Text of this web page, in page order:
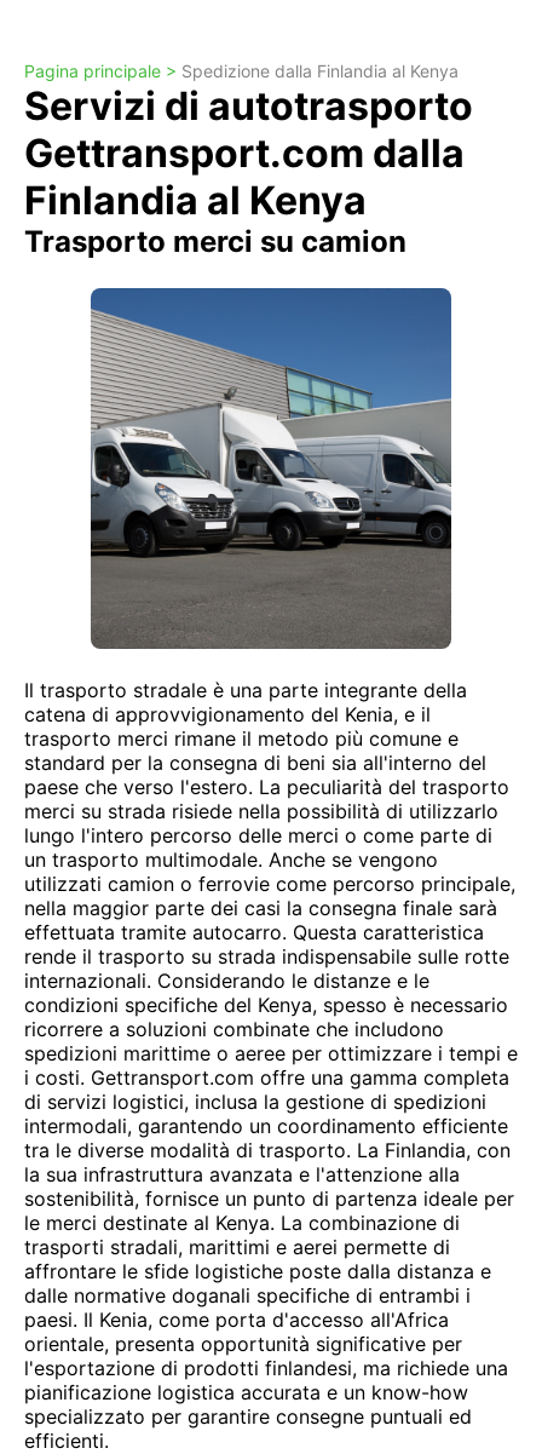
Pagina principale > Spedizione dalla Finlandia al Kenya
Servizi di autotrasporto
Gettransport.com dalla
Finlandia al Kenya
Trasporto merci su camion
Il trasporto stradale è una parte integrante della
catena di approvvigionamento del Kenia, e il
trasporto merci rimane il metodo più comune e
standard per la consegna di beni sia all'interno del
paese che verso l'estero. La peculiarità del trasporto
merci su strada risiede nella possibilità di utilizzarlo
lungo l'intero percorso delle merci o come parte di
un trasporto multimodale. Anche se vengono
utilizzati camion o ferrovie come percorso principale,
nella maggior parte dei casi la consegna finale sarà
effettuata tramite autocarro. Questa caratteristica
rende il trasporto su strada indispensabile sulle rotte
internazionali. Considerando le distanze e le
condizioni specifiche del Kenya, spesso è necessario
ricorrere a soluzioni combinate che includono
spedizioni marittime o aeree per ottimizzare i tempi e
i costi. Gettransport.com offre una gamma completa
di servizi logistici, inclusa la gestione di spedizioni
intermodali, garantendo un coordinamento efficiente
tra le diverse modalità di trasporto. La Finlandia, con
la sua infrastruttura avanzata e l'attenzione alla
sostenibilità, fornisce un punto di partenza ideale per
le merci destinate al Kenya. La combinazione di
trasporti stradali, marittimi e aerei permette di
affrontare le sfide logistiche poste dalla distanza e
dalle normative doganali specifiche di entrambi i
paesi. Il Kenia, come porta d'accesso all'Africa
orientale, presenta opportunità significative per
l'esportazione di prodotti finlandesi, ma richiede una
pianificazione logistica accurata e un know-how
specializzato per garantire consegne puntuali ed
efficienti.